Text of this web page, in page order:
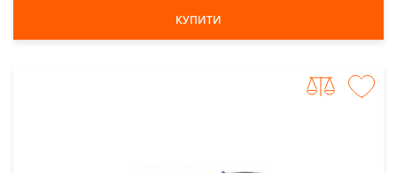
КУПИТИ